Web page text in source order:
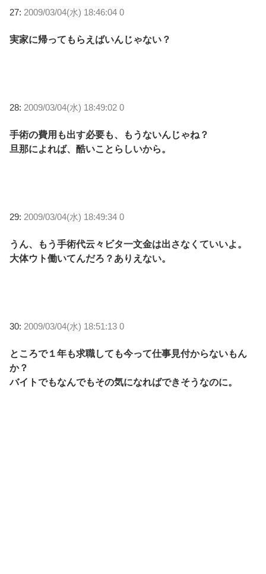
27: 2009/03/04(水) 18:46:04 0
実家に帰ってもらえばいんじゃない？
28: 2009/03/04(水) 18:49:02 0
手術の費用も出す必要も、もうないんじゃね？
旦那によれば、酷いことらしいから。
29: 2009/03/04(水) 18:49:34 0
うん、もう手術代云々ビタ一文金は出さなくていいよ。
大体ウト働いてんだろ？ありえない。
30: 2009/03/04(水) 18:51:13 0
ところで１年も求職しても今って仕事見付からないもん
か？
バイトでもなんでもその気になればできそうなのに。